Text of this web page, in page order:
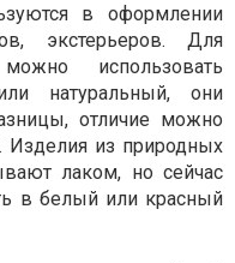
в оформлении
экстерьеров. Для
использовать
натуральный, они
отличие можно
Изделия из природных
лаком, но сейчас
в белый или красный